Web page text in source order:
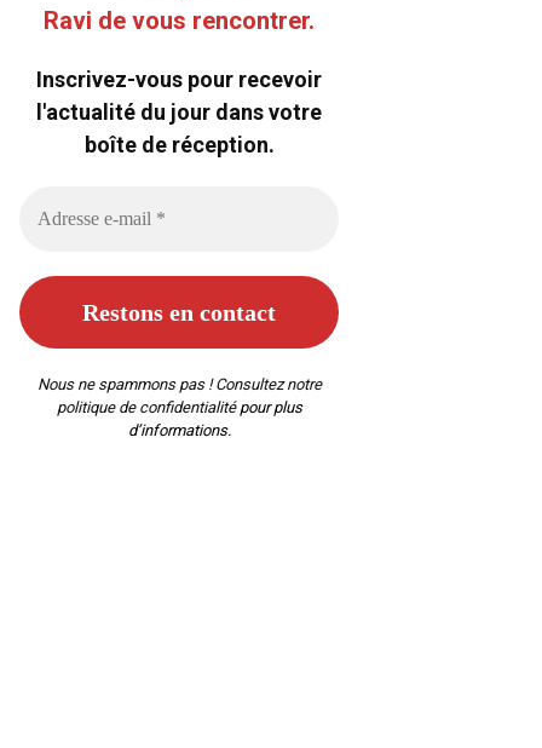
Ravi de vous rencontrer.
Inscrivez-vous pour recevoir
l'actualité du jour dans votre
boîte de réception.
Nous ne spammons pas ! Consultez notre
politique de confidentialitépour plus
d’informations.